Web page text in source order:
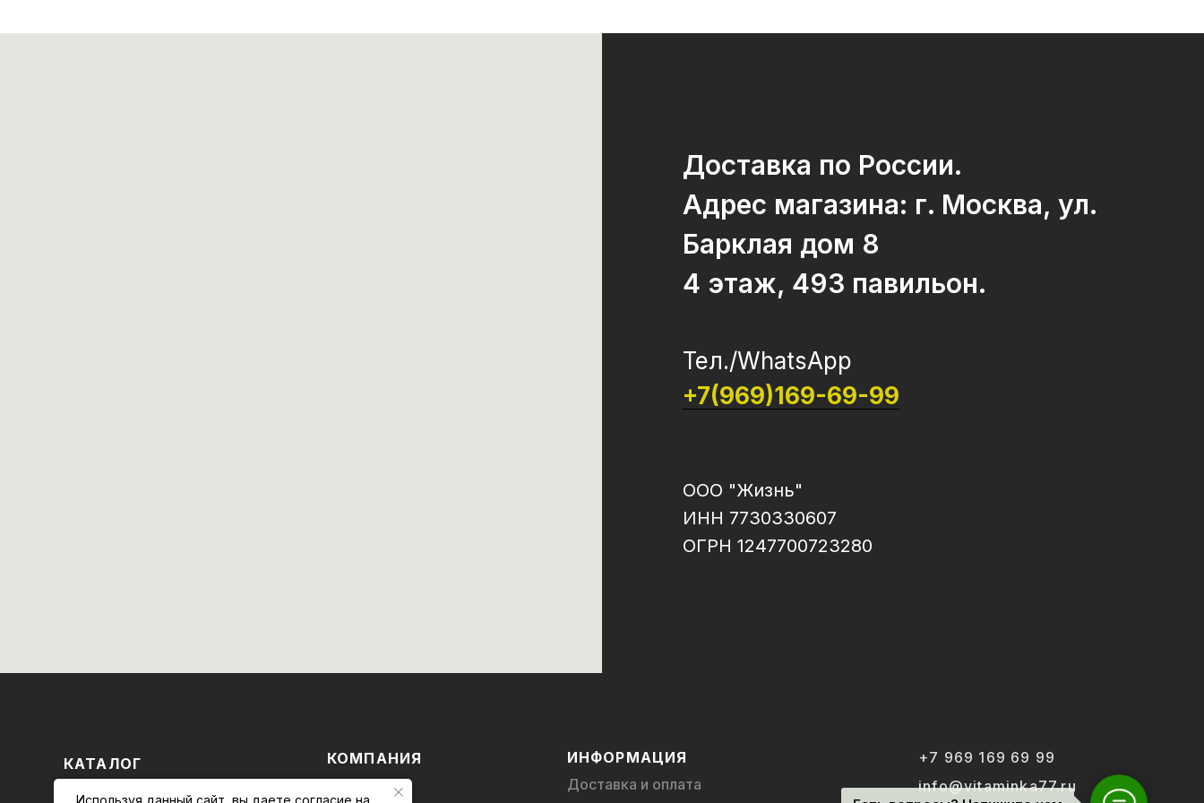
Доставка по России.
Адрес магазина: г. Москва, ул.
Барклая дом 8
4 этаж, 493 павильон.
Тел./WhatsApp
+7(969)169-69-99
ООО "Жизнь"
ИНН 7730330607
ОГРН 1247700723280
КАТАЛОГ
БРЕНДЫ
КОМПАНИЯ
+7 969 169 69 99
info@vitaminka77.ru
ИНФОРМАЦИЯ
Доставка и оплата
Используя данный сайт, вы даете согласие на